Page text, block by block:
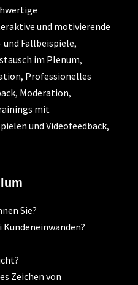
und motivierende
Fallbeispiele,
im Plenum,
Professionelles
Moderation,
mit
und Videofeedback,
Sie?
Zeichen von